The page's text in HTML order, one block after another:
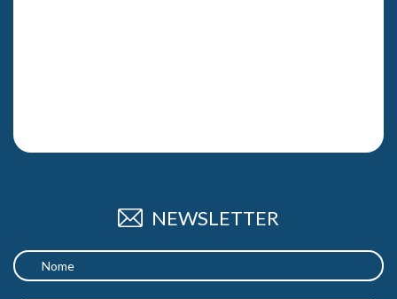
NEWSLETTER